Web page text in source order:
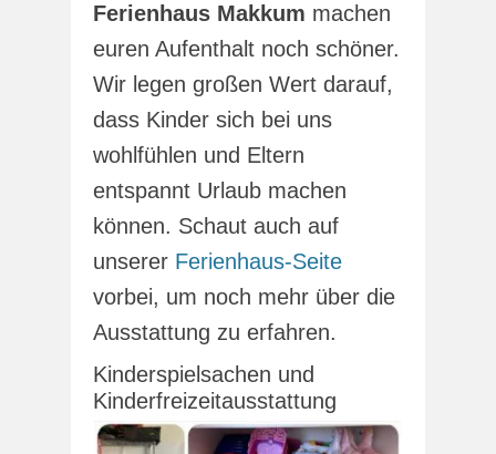
Ferienhaus Makkum machen
euren Aufenthalt noch schöner.
Wir legen großen Wert darauf,
dass Kinder sich bei uns
wohlfühlen und Eltern
entspannt Urlaub machen
können. Schaut auch auf
unserer Ferienhaus-Seite
vorbei, um noch mehr über die
Ausstattung zu erfahren.
Kinderspielsachen und
Kinderfreizeitausstattung